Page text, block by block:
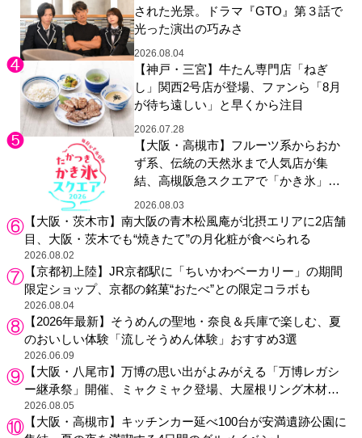
された光景。ドラマ『GTO』第３話で
光った演出の巧みさ
2026.08.04
【神戸・三宮】牛たん専門店「ねぎ
し」関西2号店が登場、ファンら「8月
が待ち遠しい」と早くから注目
2026.07.28
【大阪・高槻市】フルーツ系からおか
ず系、伝統の天然氷まで人気店が集
結、高槻阪急スクエアで「かき氷」祭
り
2026.08.03
【大阪・茨木市】南大阪の青木松風庵が北摂エリアに2店舗
目、大阪・茨木でも“焼きたて”の月化粧が食べられる
2026.08.02
【京都初上陸】JR京都駅に「ちいかわベーカリー」の期間
限定ショップ、京都の銘菓“おたべ”との限定コラボも
2026.08.04
【2026年最新】そうめんの聖地・奈良＆兵庫で楽しむ、夏
のおいしい体験「流しそうめん体験」おすすめ3選
2026.06.09
【大阪・八尾市】万博の思い出がよみがえる「万博レガシ
ー継承祭」開催、ミャクミャク登場、大屋根リング木材展
示も
2026.08.05
【大阪・高槻市】キッチンカー延べ100台が安満遺跡公園に